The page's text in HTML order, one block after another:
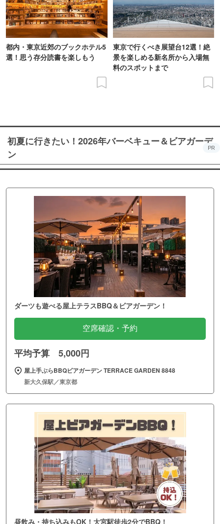
都内・東京近郊のブックホテル5
選！思う存分読書を楽しもう
東京で行くべき展望台12選！絶
景を楽しめる新名所から入場無
料のスポットまで
初夏に行きたい！2026年バーベキュー＆ビアガーデ
ン
PR
ダーツも遊べる屋上テラスBBQ＆ビアガーデン！
空席確認・予約
平均予算 5,000円
屋上手ぶらBBQビアガーデン TERRACE GARDEN 8848
新大久保駅／東京都
昼飲み・持ち込みもOK！大宮駅徒歩2分でBBQ！